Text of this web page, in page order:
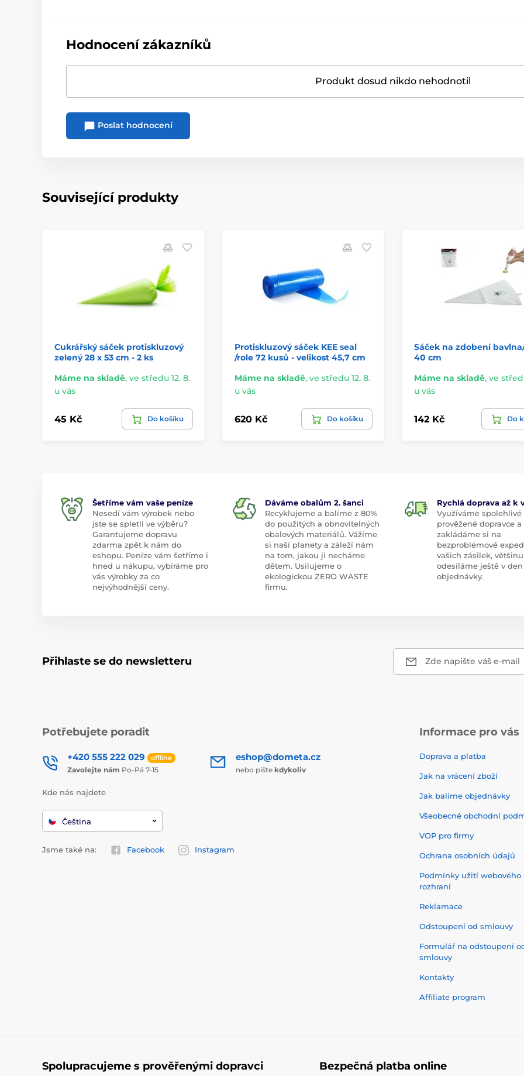
Hodnocení zákazníků
Produkt dosud nikdo nehodnotil
Poslat hodnocení
Související produkty
Cukrářský sáček protiskluzový
zelený 28 x 53 cm - 2 ks
Máme na skladě, ve středu 12. 8.
u vás
45 Kč Do košíku
Protiskluzový sáček KEE seal
/role 72 kusů - velikost 45,7 cm
Máme na skladě, ve středu 12. 8.
u vás
620 Kč Do košíku
Sáček na zdobení
40 cm
Máme na skladě, ve
u vás
142 Kč Do
Šetříme vám vaše peníze
Nesedí vám výrobek nebo
jste se spletli ve výběru?
Garantujeme dopravu
zdarma zpět k nám do
eshopu. Peníze vám šetříme i
hned u nákupu, vybíráme pro
vás výrobky za co
nejvýhodnější ceny.
Dáváme obalům 2. šanci
Recyklujeme a balíme z 80%
do použitých a obnovitelných
obalových materiálů. Vážíme
si naší planety a záleží nám
na tom, jakou ji necháme
dětem. Usilujeme o
ekologickou ZERO WASTE
firmu.
Rychlá doprava až k
Využíváme spolehlivé
prověžené dopravce a
zakládáme si na
bezproblémové
vašich zásilek,
odesíláme ještě v den
objednávky.
Přihlaste se do newsletteru Zde napište váš e-mail
Potřebujete poradit
+420 555 222 029 offline
Zavolejte nám Po-Pá 7-15
eshop@dometa.cz
nebo pište kdykoliv
Kde nás najdete
Čeština
Jsme také na: Facebook Instagram
Informace pro vás
Doprava a platba
Jak na vrácení zboží
Jak balíme objednávky
Všeobecné obchodní
VOP pro firmy
Ochrana osobních údajů
Podmínky užití webového
rozhraní
Reklamace
Odstoupení od smlouvy
Formulář na odstoupení
smlouvy
Kontakty
Affiliate program
Spolupracujeme s prověřenými dopravci Bezpečná platba online